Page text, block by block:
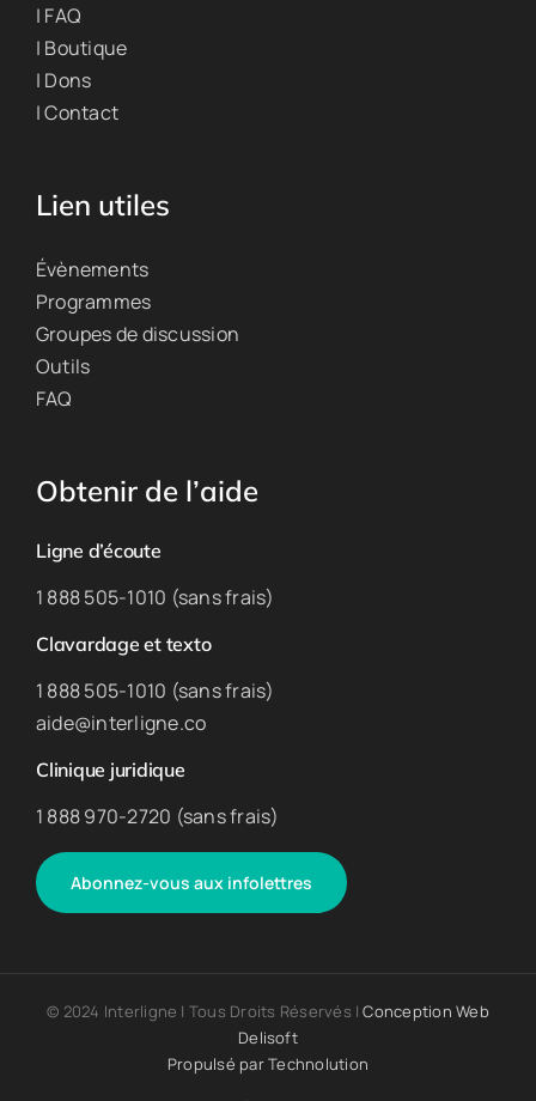
| FAQ
| Boutique
| Dons
| Contact
Lien utiles
Évènements
Programmes
Groupes de discussion
Outils
FAQ
Obtenir de l’aide
Ligne d’écoute
1 888 505-1010 (sans frais)
Clavardage et texto
1 888 505-1010 (sans frais)
aide@interligne.co
Clinique juridique
1 888 970-2720 (sans frais)
Abonnez-vous aux infolettres
© 2024 Interligne | Tous Droits Réservés |Conception Web
Delisoft
Propulsé parTechnolution